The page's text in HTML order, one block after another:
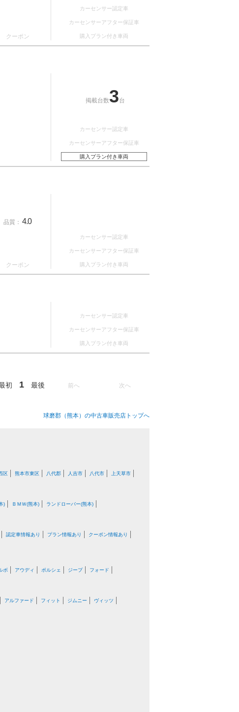
クーポン
カーセンサー認定車
カーセンサーアフター保証車
購入プラン付き車両
掲載台数3台
カーセンサー認定車
カーセンサーアフター保証車
購入プラン付き車両
品質： 4.0
クーポン
カーセンサー認定車
カーセンサーアフター保証車
購入プラン付き車両
カーセンサー認定車
カーセンサーアフター保証車
購入プラン付き車両
初 1 最後 前へ 次へ
球磨郡（熊本）の中古車販売店トップへ
区 熊本市東区 八代郡 人吉市 八代市
上天草市
) ＢＭＷ(熊本)
ランドローバー(熊本)
認定車情報あり プラン情報あり クーポン情報あり
ボ アウディ ポルシェ ジープ
フォード
アルファード フィット ジムニー
ヴィッツ